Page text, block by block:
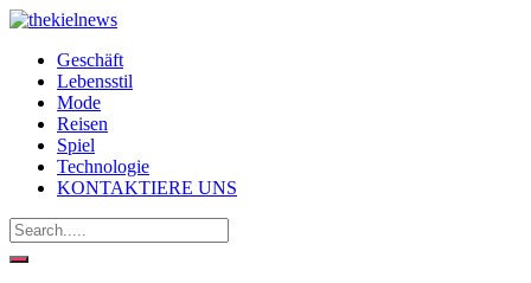
Geschäft
Lebensstil
Mode
Reisen
Spiel
Technologie
KONTAKTIERE UNS